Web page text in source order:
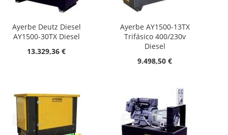
Ayerbe Deutz Diesel
AY1500-30TX Diesel
13.329,36 €
Ayerbe AY1500-13TX
Trifásico 400/230v
Diesel
9.498,50 €